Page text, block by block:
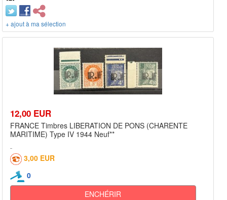
+ ajout à ma sélection
12,00 EUR
FRANCE Timbres LIBERATION DE PONS (CHARENTE
MARITIME) Type IV 1944 Neuf**
3,00 EUR
0
ENCHÉRIR